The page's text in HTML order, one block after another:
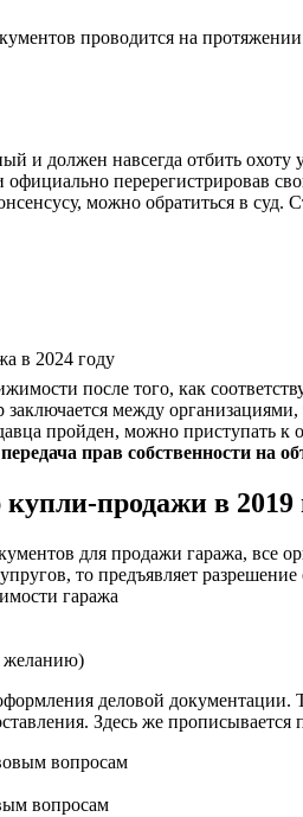
проводится на
и должен навсегда отбить
перерегистрировав
можно обратиться в
в 2024 году
после того, как
между
пройден, можно приступать
прав собственности на
купли-продажи в
для продажи гаража, все
то предъявляет
гаража
желанию)
деловой
Здесь же
вопросам